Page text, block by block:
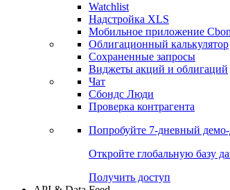
Получить доступ
Инструментарий
Портфель
Watchlist
Надстройка XLS
Мобильное приложение
Облигационный калькулятор
Сохраненные запросы
Виджеты акций и облигаций
Чат
Сбондс Люди
Проверка контрагента
Попробуйте7-дневный